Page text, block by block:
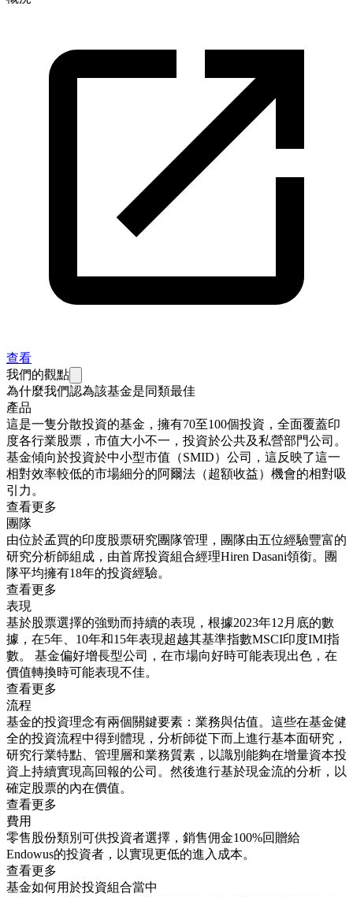
查看
我們的觀點
為什麼我們認為該基金是同類最佳
產品
這是一隻分散投資的基金，擁有70至100個投資，全面覆蓋印
度各行業股票，市值大小不一，投資於公共及私營部門公司。
基金傾向於投資於中小型市值（SMID）公司，這反映了這一
相對效率較低的市場細分的阿爾法（超額收益）機會的相對吸
引力。
查看更多
團隊
由位於孟買的印度股票研究團隊管理，團隊由五位經驗豐富的
研究分析師組成，由首席投資組合經理Hiren Dasani領銜。團
隊平均擁有18年的投資經驗。
查看更多
表現
基於股票選擇的強勁而持續的表現，根據2023年12月底的數
據，在5年、10年和15年表現超越其基準指數MSCI印度IMI指
數。 基金偏好增長型公司，在市場向好時可能表現出色，在
價值轉換時可能表現不佳。
查看更多
流程
基金的投資理念有兩個關鍵要素：業務與估值。這些在基金健
全的投資流程中得到體現，分析師從下而上進行基本面研究，
研究行業特點、管理層和業務質素，以識別能夠在增量資本投
資上持續實現高回報的公司。然後進行基於現金流的分析，以
確定股票的內在價值。
查看更多
費用
零售股份類別可供投資者選擇，銷售佣金100%回贈給
Endowus的投資者，以實現更低的進入成本。
查看更多
基金如何用於投資組合當中